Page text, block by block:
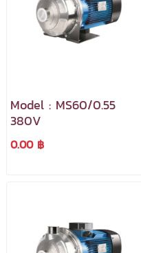
Model : MS60/0.55
380V
0.00 ฿